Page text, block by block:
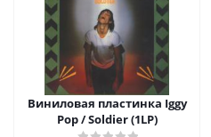
Виниловая пластинка Iggy
Pop / Soldier (1LP)